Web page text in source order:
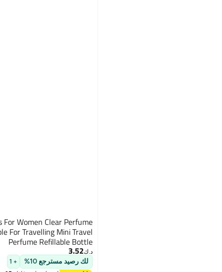
Women Clear Perfume
For Travelling Mini Travel
Perfume Refillable Bottle
د.ك‏3.52
لك رصيد مسترجع 10% + 1